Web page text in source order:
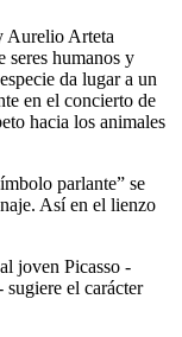
Aurelio Arteta
seres humanos y
da lugar a un
en el concierto de
hacia los animales
parlante” se
Así en el lienzo
joven Picasso -
sugiere el carácter